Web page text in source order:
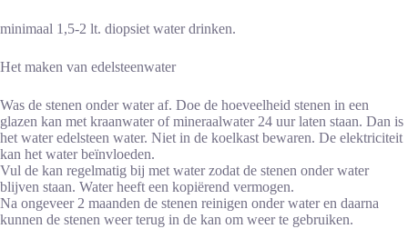
minimaal 1,5-2 lt. diopsiet water drinken.
Het maken van edelsteenwater
Was de stenen onder water af. Doe de hoeveelheid stenen in een
glazen kan met kraanwater of mineraalwater 24 uur laten staan. Dan is
het water edelsteen water. Niet in de koelkast bewaren. De elektriciteit
kan het water beïnvloeden.
Vul de kan regelmatig bij met water zodat de stenen onder water
blijven staan. Water heeft een kopiërend vermogen.
Na ongeveer 2 maanden de stenen reinigen onder water en daarna
kunnen de stenen weer terug in de kan om weer te gebruiken.